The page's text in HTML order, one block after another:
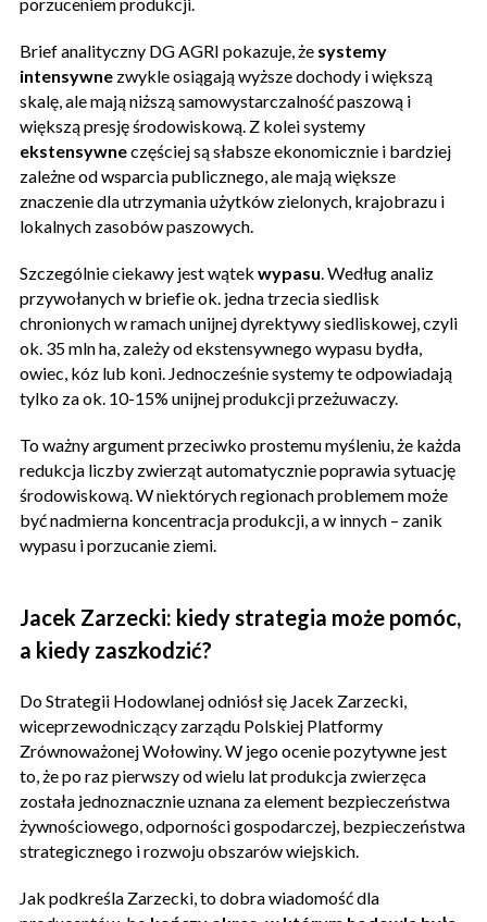
Brief analityczny DG AGRI pokazuje, że systemy
intensywne zwykle osiągają wyższe dochody i większą
skalę, ale mają niższą samowystarczalność paszową i
większą presję środowiskową. Z kolei systemy
ekstensywneczęściej są słabsze ekonomicznie i bardziej
zależne od wsparcia publicznego, ale mają większe
znaczenie dla utrzymania użytków zielonych, krajobrazu i
lokalnych zasobów paszowych.
Szczególnie ciekawy jest wątek wypasu. Według analiz
przywołanych w briefie ok. jedna trzecia siedlisk
chronionych w ramach unijnej dyrektywy siedliskowej, czyli
ok. 35 mln ha, zależy od ekstensywnego wypasu bydła,
owiec, kóz lub koni. Jednocześnie systemy te odpowiadają
tylko za ok. 10-15% unijnej produkcji przeżuwaczy.
To ważny argument przeciwko prostemu myśleniu, że każda
redukcja liczby zwierząt automatycznie poprawia sytuację
środowiskową. W niektórych regionach problemem może
być nadmierna koncentracja produkcji, a w innych – zanik
wypasu i porzucanie ziemi.
Jacek Zarzecki: kiedy strategia może pomóc,
a kiedy zaszkodzić?
Do Strategii Hodowlanej odniósł się Jacek Zarzecki,
wiceprzewodniczący zarządu Polskiej Platformy
Zrównoważonej Wołowiny. W jego ocenie pozytywne jest
to, że po raz pierwszy od wielu lat produkcja zwierzęca
została jednoznacznie uznana za element bezpieczeństwa
żywnościowego, odporności gospodarczej, bezpieczeństwa
strategicznego i rozwoju obszarów wiejskich.
Jak podkreśla Zarzecki, to dobra wiadomość dla